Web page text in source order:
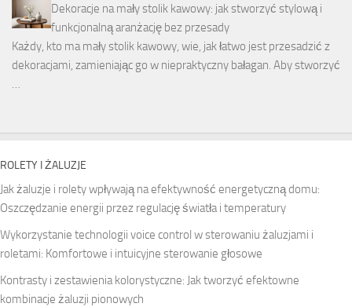
Dekoracje na mały stolik kawowy: jak stworzyć stylową i
funkcjonalną aranżację bez przesady
Każdy, kto ma mały stolik kawowy, wie, jak łatwo jest przesadzić z
dekoracjami, zamieniając go w niepraktyczny bałagan. Aby stworzyć
…
ROLETY I ŻALUZJE
Jak żaluzje i rolety wpływają na efektywność energetyczną domu:
Oszczędzanie energii przez regulację światła i temperatury
Wykorzystanie technologii voice control w sterowaniu żaluzjami i
roletami: Komfortowe i intuicyjne sterowanie głosowe
Kontrasty i zestawienia kolorystyczne: Jak tworzyć efektowne
kombinacje żaluzji pionowych